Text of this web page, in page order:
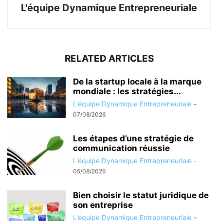
L'équipe Dynamique Entrepreneuriale
RELATED ARTICLES
De la startup locale à la marque
mondiale : les stratégies...
L'équipe Dynamique Entrepreneuriale -
07/08/2026
Les étapes d’une stratégie de
communication réussie
L'équipe Dynamique Entrepreneuriale -
05/08/2026
Bien choisir le statut juridique de
son entreprise
L'équipe Dynamique Entrepreneuriale -